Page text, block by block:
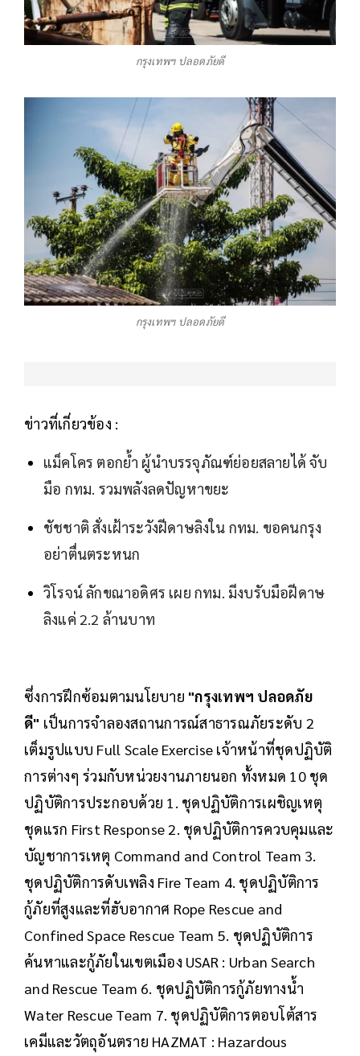
กรุงเทพฯ ปลอดภัยดี
กรุงเทพฯ ปลอดภัยดี
ข่าวที่เกี่ยวข้อง :
แม็คโคร ตอกย้ำ ผู้นำบรรจุภัณฑ์ย่อยสลายได้ จับ
มือ กทม. รวมพลังลดปัญหาขยะ
ชัชชาติ สั่งเฝ้าระวังฝีดาษลิงใน กทม. ขอคนกรุง
อย่าตื่นตระหนก
วิโรจน์ ลักขณาอดิศร เผย กทม. มีงบรับมือฝีดาษ
ลิงแค่ 2.2 ล้านบาท
ซึ่งการฝึกซ้อมตามนโยบาย "กรุงเทพฯ ปลอดภัย
ดี" เป็นการจำลองสถานการณ์สาธารณภัยระดับ 2
เต็มรูปแบบ Full Scale Exercise เจ้าหน้าที่ชุดปฏิบัติ
การต่างๆ ร่วมกับหน่วยงานภายนอก ทั้งหมด 10 ชุด
ปฏิบัติการประกอบด้วย 1. ชุดปฏิบัติการเผชิญเหตุ
ชุดแรก First Response 2. ชุดปฏิบัติการควบคุมและ
บัญชาการเหตุ Command and Control Team 3.
ชุดปฏิบัติการดับเพลิง Fire Team 4. ชุดปฏิบัติการ
กู้ภัยที่สูงและที่ฮับอากาศ Rope Rescue and
Confined Space Rescue Team 5. ชุดปฏิบัติการ
ค้นหาและกู้ภัยในเขตเมือง USAR : Urban Search
and Rescue Team 6. ชุดปฏิบัติการกู้ภัยทางน้ำ
Water Rescue Team 7. ชุดปฏิบัติการตอบโต้สาร
เคมีและวัตถุอันตราย HAZMAT : Hazardous